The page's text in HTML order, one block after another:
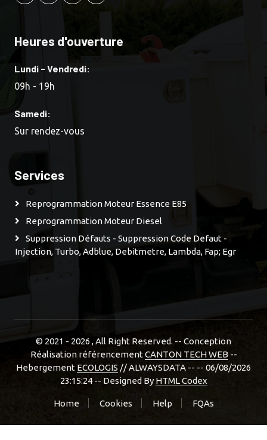
Heures d'ouverture
Lundi - Vendredi:
09h - 19h
Samedi:
Sur rendez-vous
Services
Reprogrammation Moteur Essence E85
Reprogrammation Moteur Diesel
Suppression Défauts - Suppression Code Defaut -
Injection, Turbo, Adblue, Debitmetre, Lambda, Fap; Egr
© 2021 - 2026 , All Right Reserved. -- Conception
Réalisation référencementCANTON TECH WEB--
Hebergement ECOLOGIS // ALWAYSDATA -- -- 06/08/2026
23:15:24 -- Designed By HTML Codex
Home Cookies Help FQAs